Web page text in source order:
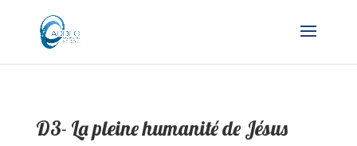
D3- La pleine humanité de Jésus